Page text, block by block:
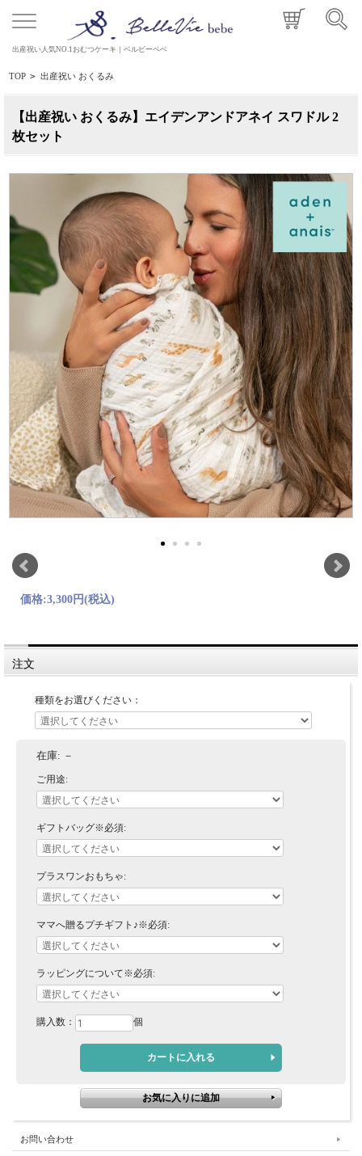
出産祝い人気NO.1おむつケーキ｜ベルビーベベ
TOP > 出産祝い おくるみ
【出産祝い おくるみ】エイデンアンドアネイ スワドル 2
枚セット
価格:3,300円(税込)
注文
種類をお選びください：
在庫: －
ご用途:
ギフトバッグ※必須:
プラスワンおもちゃ:
ママへ贈るプチギフト♪※必須:
ラッピングについて※必須:
購入数： 個
お問い合わせ